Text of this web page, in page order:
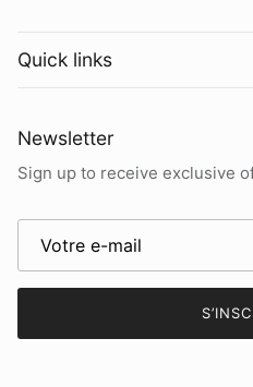
Quick links
Newsletter
Sign up to receive exclusive